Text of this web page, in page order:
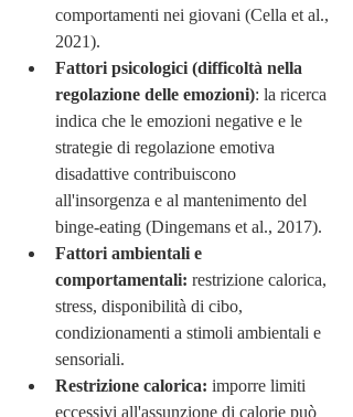
comportamenti nei giovani (Cella et al.,
2021).
Fattori psicologici (difficoltà nella
regolazione delle emozioni): la ricerca
indica che le emozioni negative e le
strategie di regolazione emotiva
disadattive contribuiscono
all'insorgenza e al mantenimento del
binge-eating (Dingemans et al., 2017).
Fattori ambientali e
comportamentali: restrizione calorica,
stress, disponibilità di cibo,
condizionamenti a stimoli ambientali e
sensoriali.
Restrizione calorica: imporre limiti
eccessivi all'assunzione di calorie può